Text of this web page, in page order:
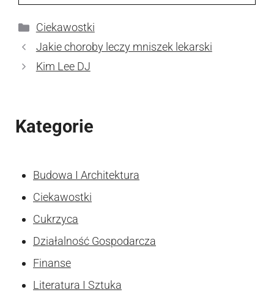
Kategorie
Ciekawostki
Jakie choroby leczy mniszek lekarski
Kim Lee DJ
Kategorie
Budowa I Architektura
Ciekawostki
Cukrzyca
Działalność Gospodarcza
Finanse
Literatura I Sztuka